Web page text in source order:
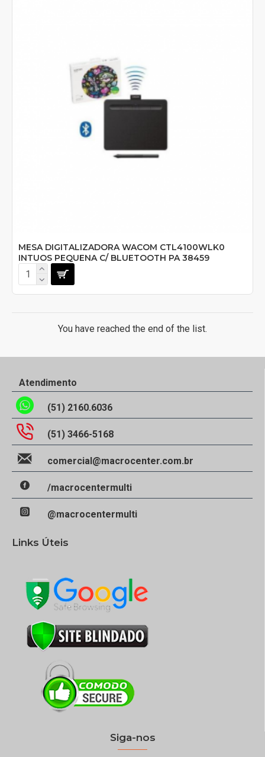
MESA DIGITALIZADORA WACOM CTL4100WLK0
INTUOS PEQUENA C/ BLUETOOTH PA 38459
You have reached the end of the list.
Atendimento
(51) 2160.6036
(51) 3466-5168
comercial@macrocenter.com.br
/macrocentermulti
@macrocentermulti
Links Úteis
Siga-nos